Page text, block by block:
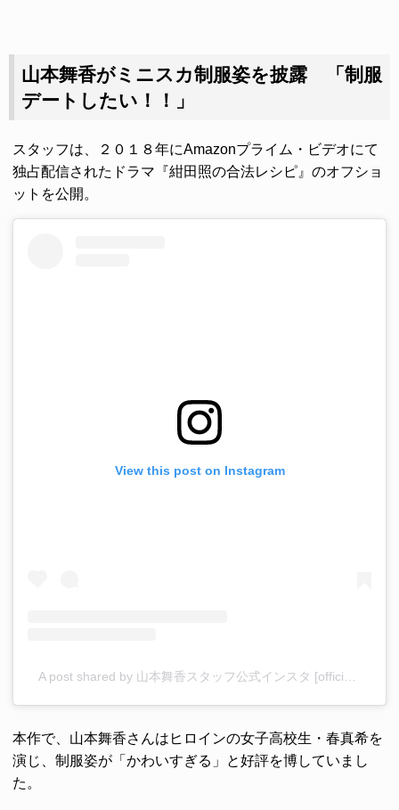
山本舞香がミニスカ制服姿を披露 「制服
デートしたい！！」
スタッフは、２０１８年にAmazonプライム・ビデオにて
独占配信されたドラマ『紺田照の合法レシピ』のオフショ
ットを公開。
View this post on Instagram
本作で、山本舞香さんはヒロインの女子高校生・春真希を
演じ、制服姿が「かわいすぎる」と好評を博していまし
た。